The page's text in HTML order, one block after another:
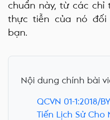
chuẩn này, từ các chỉ
thực tiễn của nó đối
bạn.
Nội dung chính bài
QCVN 01-1:2018/
Tiến Lịch Sử